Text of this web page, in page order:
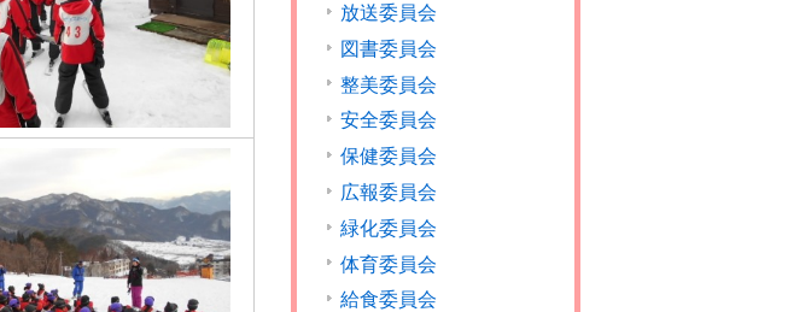
放送委員会
図書委員会
整美委員会
安全委員会
保健委員会
広報委員会
緑化委員会
体育委員会
給食委員会